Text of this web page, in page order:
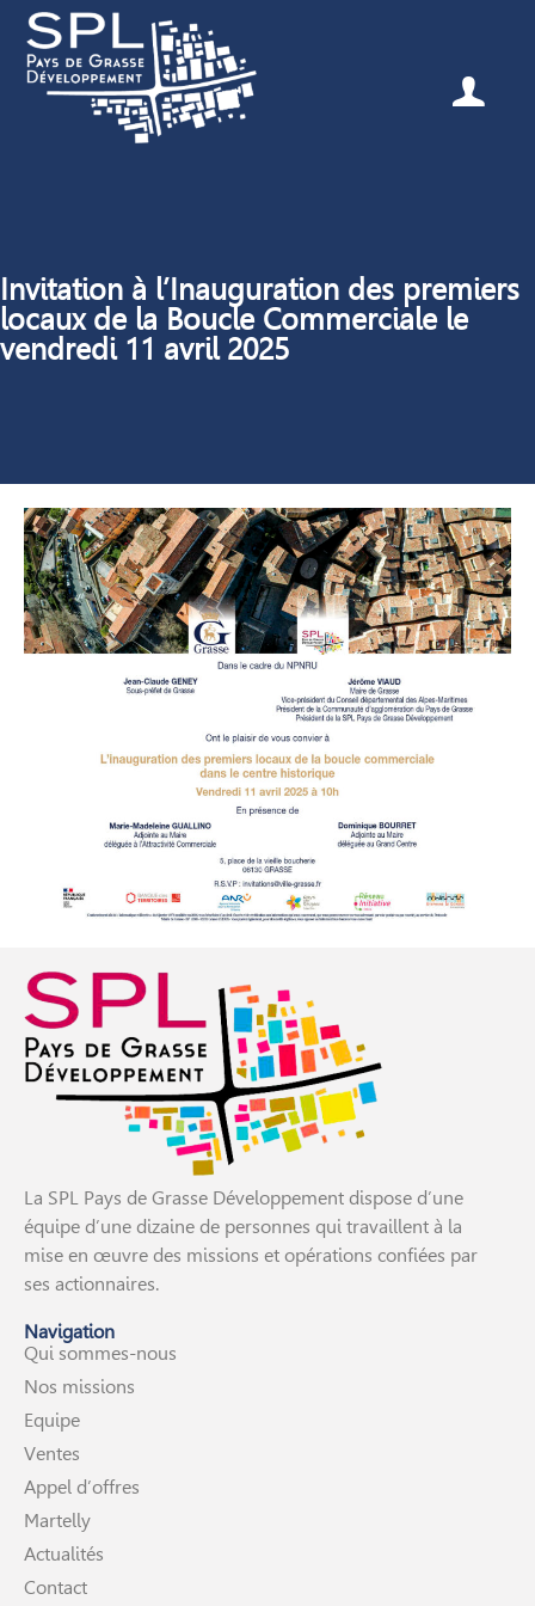
Invitation à l’Inauguration des premiers
locaux de la Boucle Commerciale le
vendredi 11 avril 2025
La SPL Pays de Grasse Développement dispose d’une
équipe d’une dizaine de personnes qui travaillent à la
mise en œuvre des missions et opérations confiées par
ses actionnaires.
Navigation
Qui sommes-nous
Nos missions
Equipe
Ventes
Appel d’offres
Martelly
Actualités
Contact